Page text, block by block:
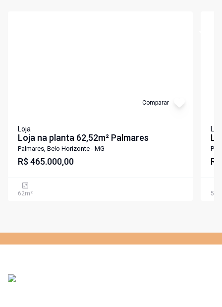
Comparar
Loja
Loja na planta 62,52m² Palmares
Palmares, Belo Horizonte - MG
R$ 465.000,00
62m² 54